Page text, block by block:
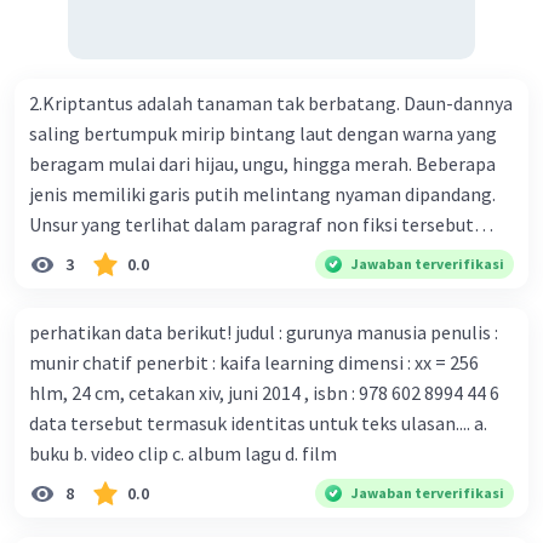
bersama sejumlah perusahaan biotek dan vaksin.
Beberapa waktu lalu, Kepala Laboratorium Identifikasi
Virus dari Institut Peter Doherty untuk Infeksi dan
kekebalan, Melbourne, Julian Druce, menyatakan mereka
mengembangkan virus Corona versi laboratorium dari
tubuh pasien yang terinfeksi untuk uji coba. Tanggapan
yang sesuai dengan berita tersebut adalah ... A.
serangan virus Corona dengan menemukan vaksin virus
tersebut. B. Para ilmuan perlu segera mempelajari virus
corona yang menjadi masalah besar bagi kesehatan dunia
karena persebarannya sangat cepat. C. Masyarakat perlu
mawas diri dan menjaga kesehatan dalam menghadapi
serangan virus corona yang mulai menyebar di Indonesia,
D. Virus corona menjadi masalah besar bagi kesehatan
2.Kriptantus adalah tanaman tak berbatang. Daun-dannya
saling bertumpuk mirip bintang laut dengan warna yang
beragam mulai dari hijau, ungu, hingga merah. Beberapa
jenis memiliki garis putih melintang nyaman dipandang.
Unsur yang terlihat dalam paragraf non fiksi tersebut
adalah... A. cara menyajikan isi buku B. bahasa yang
digunakan C. tokoh dan penokohan D. penyajian alur cerita
3 0.0 Jawaban terverifikasi
perhatikan data berikut! judul : gurunya manusia penulis :
munir chatif penerbit : kaifa learning dimensi : xx = 256
hlm, 24 cm, cetakan xiv, juni 2014 , isbn : 978 602 8994 44 6
data tersebut termasuk identitas untuk teks ulasan.... a.
buku b. video clip c. album lagu d. film
8 0.0 Jawaban terverifikasi